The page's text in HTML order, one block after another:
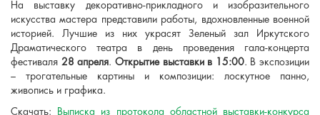
На выставку декоративно-прикладного и изобразительного
искусства мастера представили работы, вдохновленные военной
историей. Лучшие из них украсят Зеленый зал Иркутского
Драматического театра в день проведения гала-концерта
фестиваля 28 апреля. Открытие выставки в 15:00. В экспозиции
– трогательные картины и композиции: лоскутное панно,
живопись и графика.
Скачать:
Выписка из протокола областной выставки-конкурса